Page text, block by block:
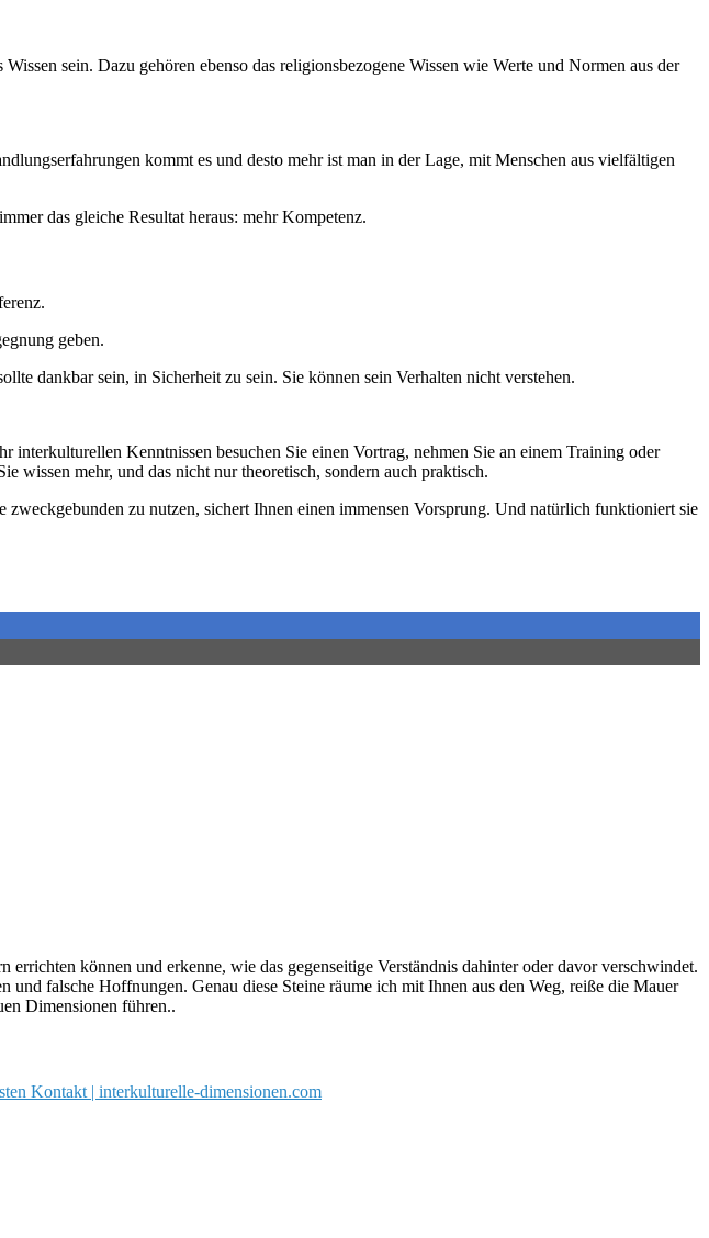
sein. Dazu gehören ebenso das religionsbezogene Wissen wie Werte und Normen aus der
kommt es und desto mehr ist man in der Lage, mit Menschen aus vielfältigen
das gleiche Resultat heraus: mehr Kompetenz.
geben.
dankbar sein, in Sicherheit zu sein. Sie können sein Verhalten nicht verstehen.
Kenntnissen besuchen Sie einen Vortrag, nehmen Sie an einem Training oder
wissen mehr, und das nicht nur theoretisch, sondern auch praktisch.
zu nutzen, sichert Ihnen einen immensen Vorsprung. Und natürlich funktioniert sie
können und erkenne, wie das gegenseitige Verständnis dahinter oder davor verschwindet.
falsche Hoffnungen. Genau diese Steine räume ich mit Ihnen aus den Weg, reiße die Mauer
Dimensionen führen..
Kontakt | interkulturelle-dimensionen.com